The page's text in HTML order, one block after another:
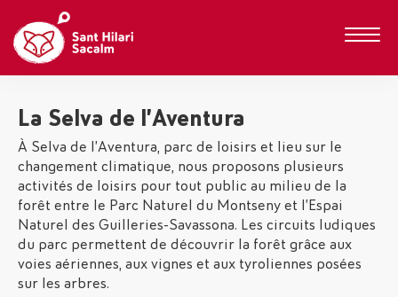
La Selva de l’Aventura
À Selva de l’Aventura, parc de loisirs et lieu sur le
changement climatique, nous proposons plusieurs
activités de loisirs pour tout public au milieu de la
forêt entre le Parc Naturel du Montseny et l’Espai
Naturel des Guilleries-Savassona. Les circuits ludiques
du parc permettent de découvrir la forêt grâce aux
voies aériennes, aux vignes et aux tyroliennes posées
sur les arbres.